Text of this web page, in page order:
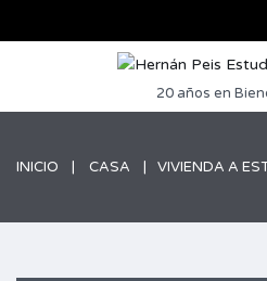
20 años en
INICIO CASA VIVIENDA A